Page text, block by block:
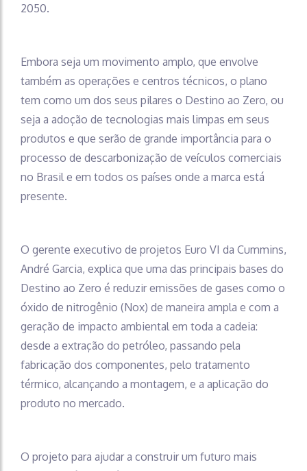
2050.
Embora seja um movimento amplo, que envolve
também as operações e centros técnicos, o plano
tem como um dos seus pilares o Destino ao Zero, ou
seja a adoção de tecnologias mais limpas em seus
produtos e que serão de grande importância para o
processo de descarbonização de veículos comerciais
no Brasil e em todos os países onde a marca está
presente.
O gerente executivo de projetos Euro VI da Cummins,
André Garcia, explica que uma das principais bases do
Destino ao Zero é reduzir emissões de gases como o
óxido de nitrogênio (Nox) de maneira ampla e com a
geração de impacto ambiental em toda a cadeia:
desde a extração do petróleo, passando pela
fabricação dos componentes, pelo tratamento
térmico, alcançando a montagem, e a aplicação do
produto no mercado.
O projeto para ajudar a construir um futuro mais